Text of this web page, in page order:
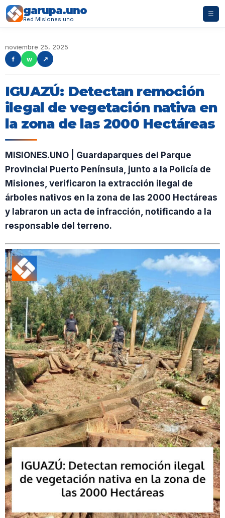
garupa.uno
Red Misiones.uno
☰
noviembre 25, 2025
f
w ↗
IGUAZÚ: Detectan remoción
ilegal de vegetación nativa en
la zona de las 2000 Hectáreas
MISIONES.UNO | Guardaparques del Parque
Provincial Puerto Península, junto a la Policía de
Misiones, verificaron la extracción ilegal de
árboles nativos en la zona de las 2000 Hectáreas
y labraron un acta de infracción, notificando a la
responsable del terreno.